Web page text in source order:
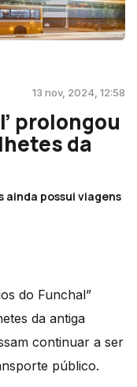
13 nov, 2024, 12:58
prolongou
da
ainda possui viagens
do Funchal”
da antiga
continuar a ser
público.